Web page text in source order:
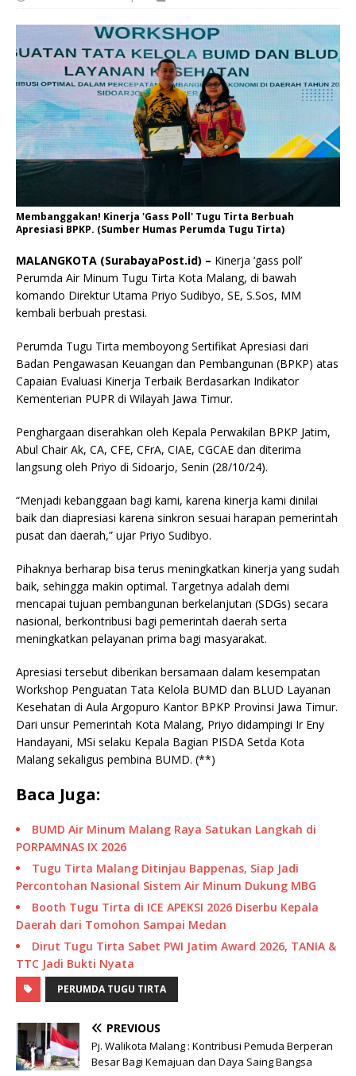
Membanggakan! Kinerja 'Gass Poll' Tugu Tirta Berbuah
Apresiasi BPKP. (Sumber Humas Perumda Tugu Tirta)
MALANGKOTA (SurabayaPost.id) – Kinerja ‘gass poll’
Perumda Air Minum Tugu Tirta Kota Malang, di bawah
komando Direktur Utama Priyo Sudibyo, SE, S.Sos, MM
kembali berbuah prestasi.
Perumda Tugu Tirta memboyong Sertifikat Apresiasi dari
Badan Pengawasan Keuangan dan Pembangunan (BPKP) atas
Capaian Evaluasi Kinerja Terbaik Berdasarkan Indikator
Kementerian PUPR di Wilayah Jawa Timur.
Penghargaan diserahkan oleh Kepala Perwakilan BPKP Jatim,
Abul Chair Ak, CA, CFE, CFrA, CIAE, CGCAE dan diterima
langsung oleh Priyo di Sidoarjo, Senin (28/10/24).
“Menjadi kebanggaan bagi kami, karena kinerja kami dinilai
baik dan diapresiasi karena sinkron sesuai harapan pemerintah
pusat dan daerah,” ujar Priyo Sudibyo.
Pihaknya berharap bisa terus meningkatkan kinerja yang sudah
baik, sehingga makin optimal. Targetnya adalah demi
mencapai tujuan pembangunan berkelanjutan (SDGs) secara
nasional, berkontribusi bagi pemerintah daerah serta
meningkatkan pelayanan prima bagi masyarakat.
Apresiasi tersebut diberikan bersamaan dalam kesempatan
Workshop Penguatan Tata Kelola BUMD dan BLUD Layanan
Kesehatan di Aula Argopuro Kantor BPKP Provinsi Jawa Timur.
Dari unsur Pemerintah Kota Malang, Priyo didampingi Ir Eny
Handayani, MSi selaku Kepala Bagian PISDA Setda Kota
Malang sekaligus pembina BUMD. (**)
Baca Juga:
BUMD Air Minum Malang Raya Satukan Langkah di
PORPAMNAS IX 2026
Tugu Tirta Malang Ditinjau Bappenas, Siap Jadi
Percontohan Nasional Sistem Air Minum Dukung MBG
Booth Tugu Tirta di ICE APEKSI 2026 Diserbu Kepala
Daerah dari Tomohon Sampai Medan
Dirut Tugu Tirta Sabet PWI Jatim Award 2026, TANIA &
TTC Jadi Bukti Nyata
PERUMDA TUGU TIRTA
PREVIOUS
Pj. Walikota Malang : Kontribusi Pemuda Berperan
Besar Bagi Kemajuan dan Daya Saing Bangsa